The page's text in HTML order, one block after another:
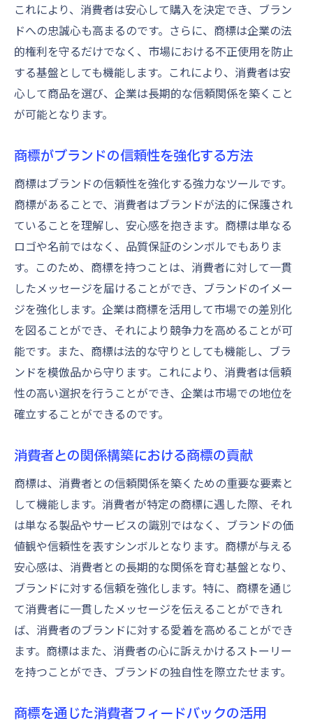
これにより、消費者は安心して購入を決定でき、ブラン
ドへの忠誠心も高まるのです。さらに、商標は企業の法
的権利を守るだけでなく、市場における不正使用を防止
する基盤としても機能します。これにより、消費者は安
心して商品を選び、企業は長期的な信頼関係を築くこと
が可能となります。
商標がブランドの信頼性を強化する方法
商標はブランドの信頼性を強化する強力なツールです。
商標があることで、消費者はブランドが法的に保護され
ていることを理解し、安心感を抱きます。商標は単なる
ロゴや名前ではなく、品質保証のシンボルでもありま
す。このため、商標を持つことは、消費者に対して一貫
したメッセージを届けることができ、ブランドのイメー
ジを強化します。企業は商標を活用して市場での差別化
を図ることができ、それにより競争力を高めることが可
能です。また、商標は法的な守りとしても機能し、ブラ
ンドを模倣品から守ります。これにより、消費者は信頼
性の高い選択を行うことができ、企業は市場での地位を
確立することができるのです。
消費者との関係構築における商標の貢献
商標は、消費者との信頼関係を築くための重要な要素と
して機能します。消費者が特定の商標に遇した際、それ
は単なる製品やサービスの識別ではなく、ブランドの価
値観や信頼性を表すシンボルとなります。商標が与える
安心感は、消費者との長期的な関係を育む基盤となり、
ブランドに対する信頼を強化します。特に、商標を通じ
て消費者に一貫したメッセージを伝えることができれ
ば、消費者のブランドに対する愛着を高めることができ
ます。商標はまた、消費者の心に訴えかけるストーリー
を持つことができ、ブランドの独自性を際立たせます。
商標を通じた消費者フィードバックの活用